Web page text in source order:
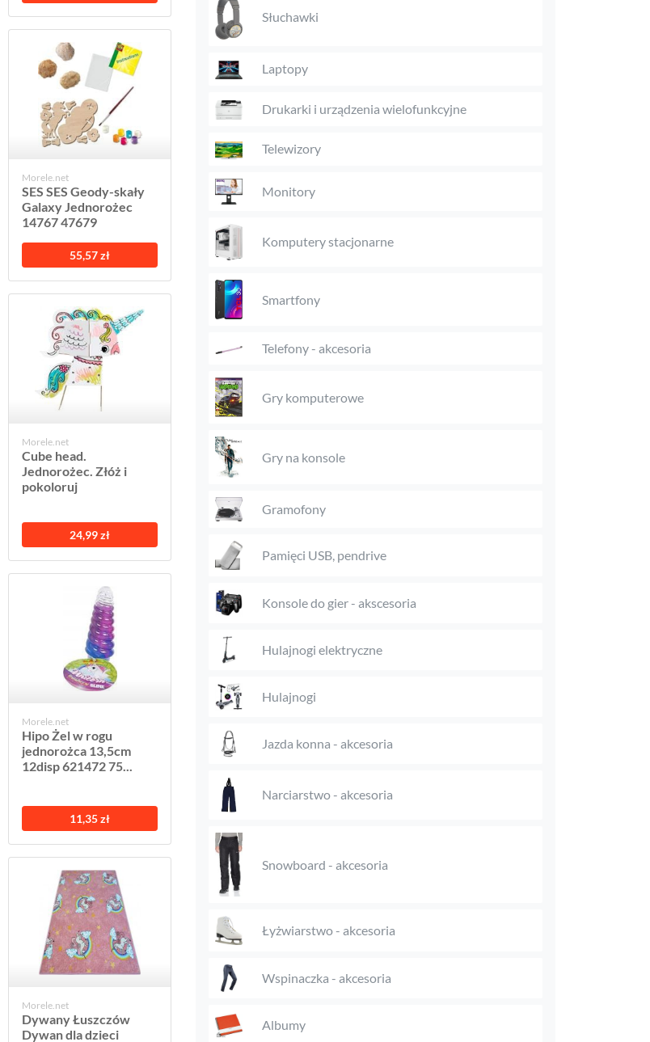
Morele.net
SES SES Geody-skały
Galaxy Jednorożec
14767 47679
55,57 zł
Morele.net
Cube head.
Jednorożec. Złóż i
pokoloruj
24,99 zł
Morele.net
Hipo Żel w rogu
jednorożca 13,5cm
12disp 621472 75...
11,35 zł
Morele.net
Dywany Łuszczów
Dywan dla dzieci
Słuchawki
Laptopy
Drukarki i urządzenia wielofunkcyjne
Telewizory
Monitory
Komputery stacjonarne
Smartfony
Telefony - akcesoria
Gry komputerowe
Gry na konsole
Gramofony
Pamięci USB, pendrive
Konsole do gier - akscesoria
Hulajnogi elektryczne
Hulajnogi
Jazda konna - akcesoria
Narciarstwo - akcesoria
Snowboard - akcesoria
Łyżwiarstwo - akcesoria
Wspinaczka - akcesoria
Albumy